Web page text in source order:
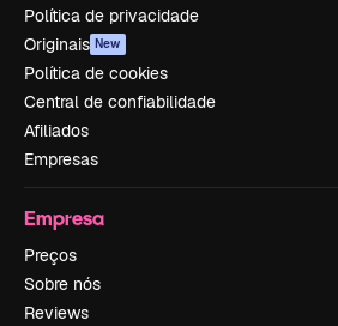
Política de privacidade
Originais New
Política de cookies
Central de confiabilidade
Afiliados
Empresas
Empresa
Preços
Sobre nós
Reviews